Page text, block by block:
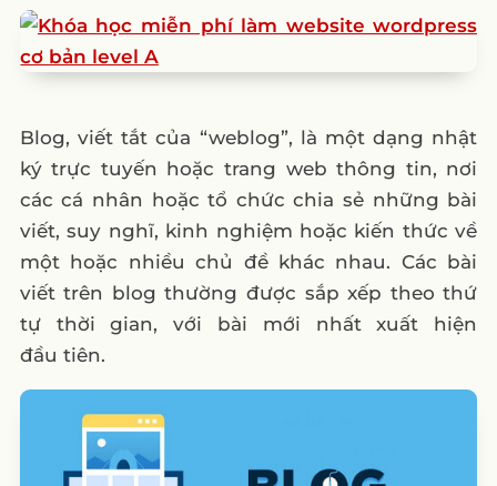
2. Blog doanh nghiệp
3. Blog tin tức
4. Lợi ích của việc viết blog
1. Phát triển thương hiệu cá nhân
2. Hỗ trợ doanh nghiệp
3. Kiếm tiền online
4. Kết nối cộng đồng
5. Cách tạo một blog chuyên nghiệp
1. Chọn nền tảng blog phù hợp
WordPress.org
Blogger
Medium
Blog, viết tắt của “weblog”, là một dạng nhật
ký trực tuyến hoặc trang web thông tin, nơi
các cá nhân hoặc tổ chức chia sẻ những bài
viết, suy nghĩ, kinh nghiệm hoặc kiến thức về
một hoặc nhiều chủ đề khác nhau. Các bài
viết trên blog thường được sắp xếp theo thứ
tự thời gian, với bài mới nhất xuất hiện
đầu tiên.